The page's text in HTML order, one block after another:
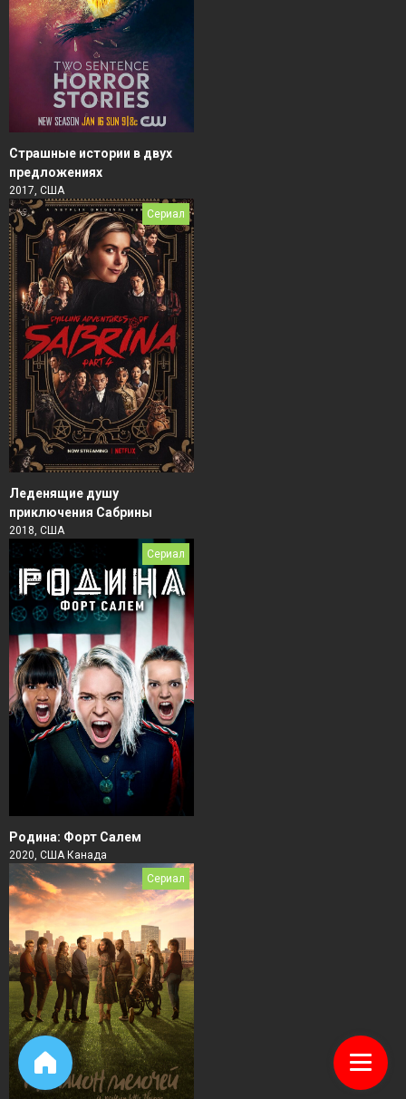
Страшные истории в двух
предложениях
2017, США
Сериал
Леденящие душу
приключения Сабрины
2018, США
Сериал
Родина: Форт Салем
2020, США Канада
Сериал